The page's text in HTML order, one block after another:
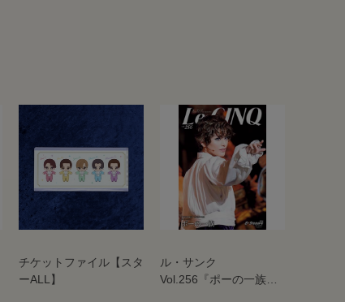
チケットファイル【スタ
ーALL】
ル・サンク
Vol.256『ポーの一族』